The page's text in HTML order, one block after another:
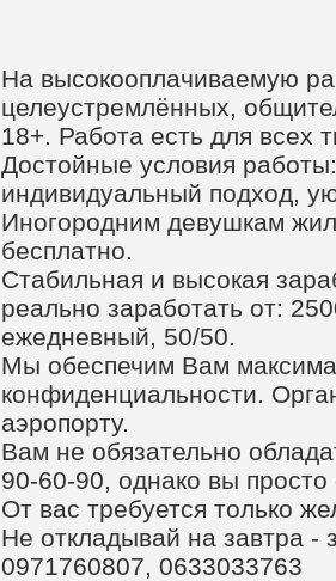
На высокооплачиваемую
целеустремлённых,
18+. Работа есть для всех
Достойные условия
индивидуальный подход,
Иногородним девушкам
бесплатно.
Стабильная и высокая
реально заработать от:
ежедневный, 50/50.
Мы обеспечим Вам
конфиденциальности.
аэропорту.
Вам не обязательно
90-60-90, однако вы
От вас требуется только
Не откладывай на завтра -
0971760807, 0633033763